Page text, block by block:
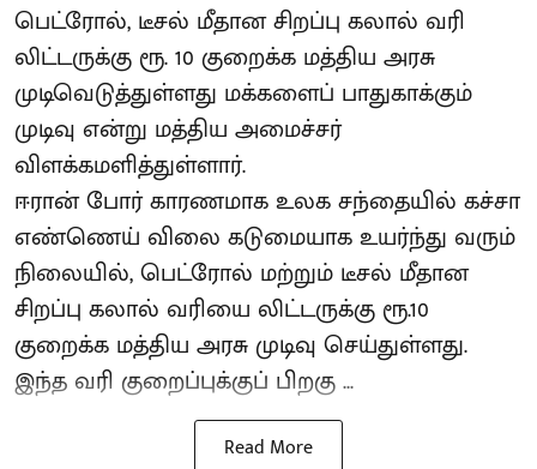
பெட்ரோல், டீசல் மீதான சிறப்பு கலால் வரி
லிட்டருக்கு ரூ. 10 குறைக்க மத்திய அரசு
முடிவெடுத்துள்ளது மக்களைப் பாதுகாக்கும்
முடிவு என்று மத்திய அமைச்சர்
விளக்கமளித்துள்ளார்.
ஈரான் போர் காரணமாக உலக சந்தையில் கச்சா
எண்ணெய் விலை கடுமையாக உயர்ந்து வரும்
நிலையில், பெட்ரோல் மற்றும் டீசல் மீதான
சிறப்பு கலால் வரியை லிட்டருக்கு ரூ.10
குறைக்க மத்திய அரசு முடிவு செய்துள்ளது.
இந்த வரி குறைப்புக்குப் பிறகு ...
Read More